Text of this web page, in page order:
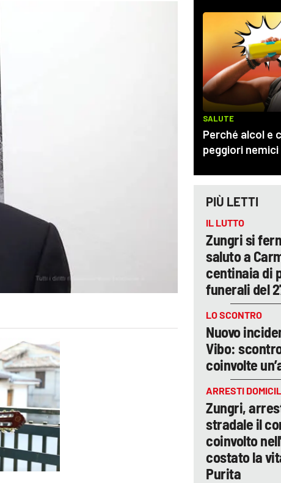
PIÙ LETTI
IL LUTTO
Zungri si
saluto a
centinaia di
funerali del
LO SCONTRO
Nuovo
Vibo:
coinvolte
ARRESTI
Zungri,
stradale il
coinvolto
costato la
Purita